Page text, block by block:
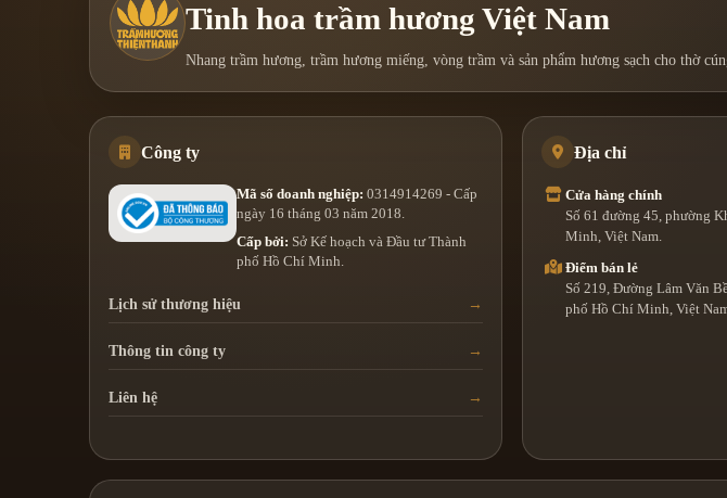
Tinh hoa trầm hương Việt Nam
Nhang trầm hương, trầm hương miếng, vòng trầm và sản phẩm hương sạch cho thờ
Công ty
Mã số doanh nghiệp: 0314914269 - Cấp
ngày 16 tháng 03 năm 2018.
Cấp bởi: Sở Kế hoạch và Đầu tư Thành
phố Hồ Chí Minh.
Lịch sử thương hiệu
Thông tin công ty
Liên hệ
Địa chỉ
Cửa hàng chính
Số 61 đường 45, phường
Minh, Việt Nam.
Điểm bán lẻ
Số 219, Đường Lâm Văn
phố Hồ Chí Minh, Việt